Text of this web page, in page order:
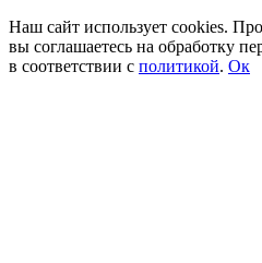
Наш сайт использует cookies.
вы соглашаетесь на обработку
в соответствии с политикой. Ок